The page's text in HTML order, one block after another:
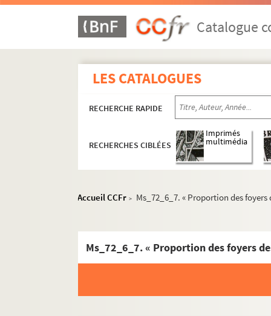
Catalogue
LES CATALOGUES
RECHERCHE RAPIDE
RECHERCHES CIBLÉES
Imprimés
multimédia
Accueil CCFr > Ms_72_6_7. « Proportion des
Ms_75-351. Manuscrits copiés par Séguier.
Ms_61-459. Autres recueils Séguier